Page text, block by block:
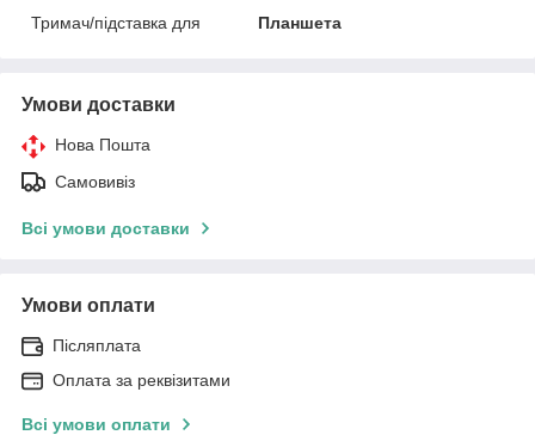
Тримач/підставка для
Планшета
Умови доставки
Нова Пошта
Самовивіз
Всі умови доставки
Умови оплати
Післяплата
Оплата за реквізитами
Всі умови оплати